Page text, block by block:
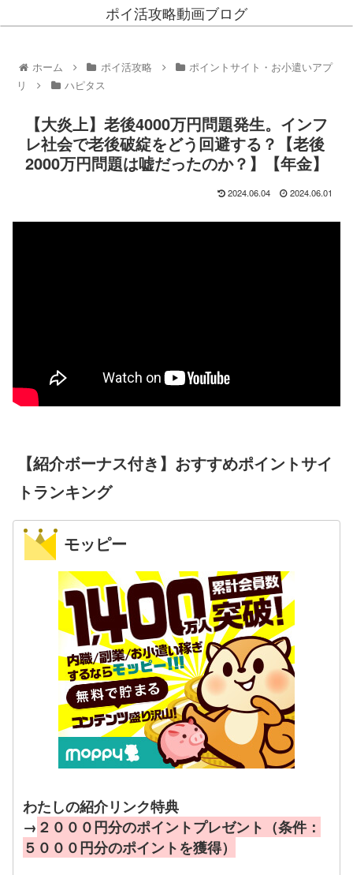
ポイ活攻略動画ブログ
ホーム ポイ活攻略
ポイントサイト・お小遣いアプ
リ
ハピタス
【大炎上】老後4000万円問題発生。インフ
レ社会で老後破綻をどう回避する？【老後
2000万円問題は嘘だったのか？】【年金】
2024.06.04 2024.06.01
【紹介ボーナス付き】おすすめポイントサイ
トランキング
モッピー
わたしの紹介リンク特典
→ ２０００円分のポイントプレゼント（条件：
５０００円分のポイントを獲得）